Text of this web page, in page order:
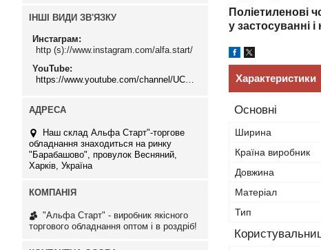
Поліетиленові
у застосуванні
Характеристики
Основні
Ширина
Країна виробник
Довжина
Матеріал
Тип
ІНШІ ВИДИ ЗВ'ЯЗКУ
Инстаграм
http (s)://www.instagram.com/alfa.start/
YouTube
Наш склад Альфа Старт"-торгове
обладнання знаходиться на ринку
"Барабашово", провулок Весняний,
Харків, Україна
"Альфа Старт" - виробник якісного
торгового обладнання оптом і в роздріб!